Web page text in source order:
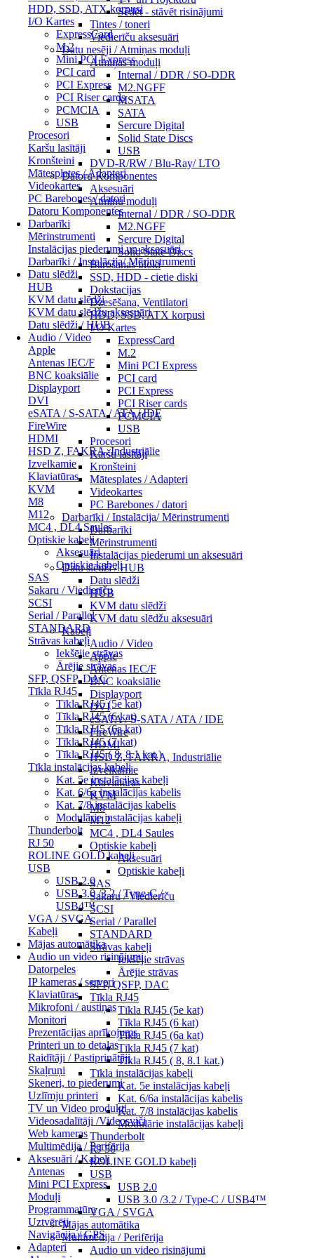
HDD, SSD, ATX korpusi
I/O Kartes
ExpressCard
M.2
Mini PCI Express
PCI card
PCI Express
PCI Riser cards
PCMCIA
USB
Procesori
Karšu lasītāji
Kronšteini
Mātesplates / Adapteri
Videokartes
PC Barebones / datori
Datoru Komponentes
Darbarīki
Mērinstrumenti
Instalācijas piederumi un aksesuāri
Darbarīki / Instalācija/ Mērinstrumenti
Datu slēdži
HUB
KVM datu slēdži
KVM datu slēdžu aksesuāri
Datu slēdži / HUB
Audio / Video
Apple
Antenas IEC/F
BNC koaksiālie
Displayport
DVI
eSATA / S-SATA / ATA / IDE
FireWire
HDMI
HSD Z, FAKRA, Industriālie
Izvelkamie
Klaviatūras
KVM
M8
M12
MC4 , DL4 Saules
Optiskie kabeļi
Aksesuāri
Optiskie kabeļi
SAS
Sakaru / Viedierīču
SCSI
Serial / Parallel
STANDARD
Strāvas kabeļi
Iekšējie strāvas
Ārējie strāvas
SFP, QSFP, DAC
Tīkla RJ45
Tīkla RJ45 (5e kat)
Tīkla RJ45 (6 kat)
Tīkla RJ45 (6a kat)
Tīkla RJ45 (7 kat)
Tīkla RJ45 ( 8, 8.1 kat.)
Tīkla instalācijas kabeļi
Kat. 5e instalācijas kabeļi
Kat. 6/6a instalācijas kabelis
Kat. 7/8 instalācijas kabelis
Modulārie instalācijas kabeļi
Thunderbolt
RJ 50
ROLINE GOLD kabeļi
USB
USB 2.0
USB 3.0 /3.2 / Type-C /
USB4™
VGA / SVGA
Kabeļi
Mājas automātika
Audio un video risinājumi
Datorpeles
IP kameras / serveri
Klaviatūras
Mikrofoni / austiņas
Monitori
Prezentācijas aprīkojums
Printeri un to detaļas
Raidītāji / Pastiprinātāji
Skaļruņi
Skeneri, to piederumi
Uzlīmju printeri
TV un Video produkti
Videosadalītāji /Videosviči
Web kameras
Multimēdija / Perifērija
Aksesuāri / Kabeļi
Antenas
Mini PCI Express
Moduļi
Programmatūra
Uztvērēji
Navigācija / GPS
Adapteri
Sēdēt - stāvēt risinājumi
Tintes / toneri
Viedierīču aksesuāri
Datu nesēji / Atmiņas moduļi
Atmiņas moduļi
Internal / DDR / SO-DDR
M2.NGFF
MSATA
SATA
Sercure Digital
Solid State Discs
USB
DVD-R/RW / Blu-Ray/ LTO
Datoru Komponentes
Aksesuāri
Atmiņu moduļi
Internal / DDR / SO-DDR
M2.NGFF
Sercure Digital
Solid State Discs
Barošanas bloki
SSD, HDD - cietie diski
Dokstacijas
Dzesēšana, Ventilatori
HDD, SSD, ATX korpusi
I/O Kartes
ExpressCard
M.2
Mini PCI Express
PCI card
PCI Express
PCI Riser cards
PCMCIA
USB
Procesori
Karšu lasītāji
Kronšteini
Mātesplates / Adapteri
Videokartes
PC Barebones / datori
Darbarīki / Instalācija/ Mērinstrumenti
Darbarīki
Mērinstrumenti
Instalācijas piederumi un aksesuāri
Datu slēdži / HUB
Datu slēdži
HUB
KVM datu slēdži
KVM datu slēdžu aksesuāri
Kabeļi
Audio / Video
Apple
Antenas IEC/F
BNC koaksiālie
Displayport
DVI
eSATA / S-SATA / ATA / IDE
FireWire
HDMI
HSD Z, FAKRA, Industriālie
Izvelkamie
Klaviatūras
KVM
M8
M12
MC4 , DL4 Saules
Optiskie kabeļi
Aksesuāri
Optiskie kabeļi
SAS
Sakaru / Viedierīču
SCSI
Serial / Parallel
STANDARD
Strāvas kabeļi
Iekšējie strāvas
Ārējie strāvas
SFP, QSFP, DAC
Tīkla RJ45
Tīkla RJ45 (5e kat)
Tīkla RJ45 (6 kat)
Tīkla RJ45 (6a kat)
Tīkla RJ45 (7 kat)
Tīkla RJ45 ( 8, 8.1 kat.)
Tīkla instalācijas kabeļi
Kat. 5e instalācijas kabeļi
Kat. 6/6a instalācijas kabelis
Kat. 7/8 instalācijas kabelis
Modulārie instalācijas kabeļi
Thunderbolt
RJ 50
ROLINE GOLD kabeļi
USB
USB 2.0
USB 3.0 /3.2 / Type-C / USB4™
VGA / SVGA
Mājas automātika
Multimēdija / Perifērija
Audio un video risinājumi